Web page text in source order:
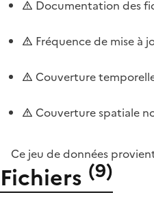
Documentation des
Fréquence de mise à
Couverture
Couverture spatiale
Ce jeu de données
Fichiers (9)